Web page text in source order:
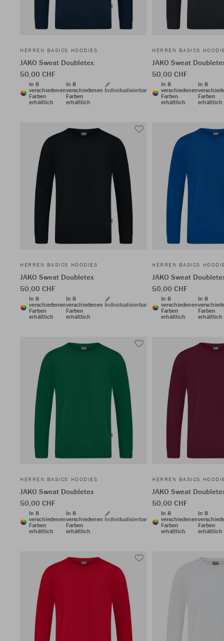
HERREN BASICS HOODIES
JAKO Sweat Doubletex
50,00 CHF
In 8
verschiedenen
Farben
erhältlich
In 8
verschiedenen
Farben
erhältlich
Individualisierbar
HERREN BASICS
JAKO Sweat
50,00 CHF
In 8
verschiedenen
Farben
erhältlich
In 8
Farben
erhältlich
HERREN BASICS HOODIES
JAKO Sweat Doubletex
50,00 CHF
In 8
verschiedenen
Farben
erhältlich
In 8
verschiedenen
Farben
erhältlich
Individualisierbar
HERREN BASICS
JAKO Sweat
50,00 CHF
In 8
verschiedenen
Farben
erhältlich
In 8
Farben
erhältlich
HERREN BASICS HOODIES
JAKO Sweat Doubletex
50,00 CHF
In 8
verschiedenen
Farben
erhältlich
In 8
verschiedenen
Farben
erhältlich
Individualisierbar
HERREN BASICS
JAKO Sweat
50,00 CHF
In 8
verschiedenen
Farben
erhältlich
In 8
Farben
erhältlich